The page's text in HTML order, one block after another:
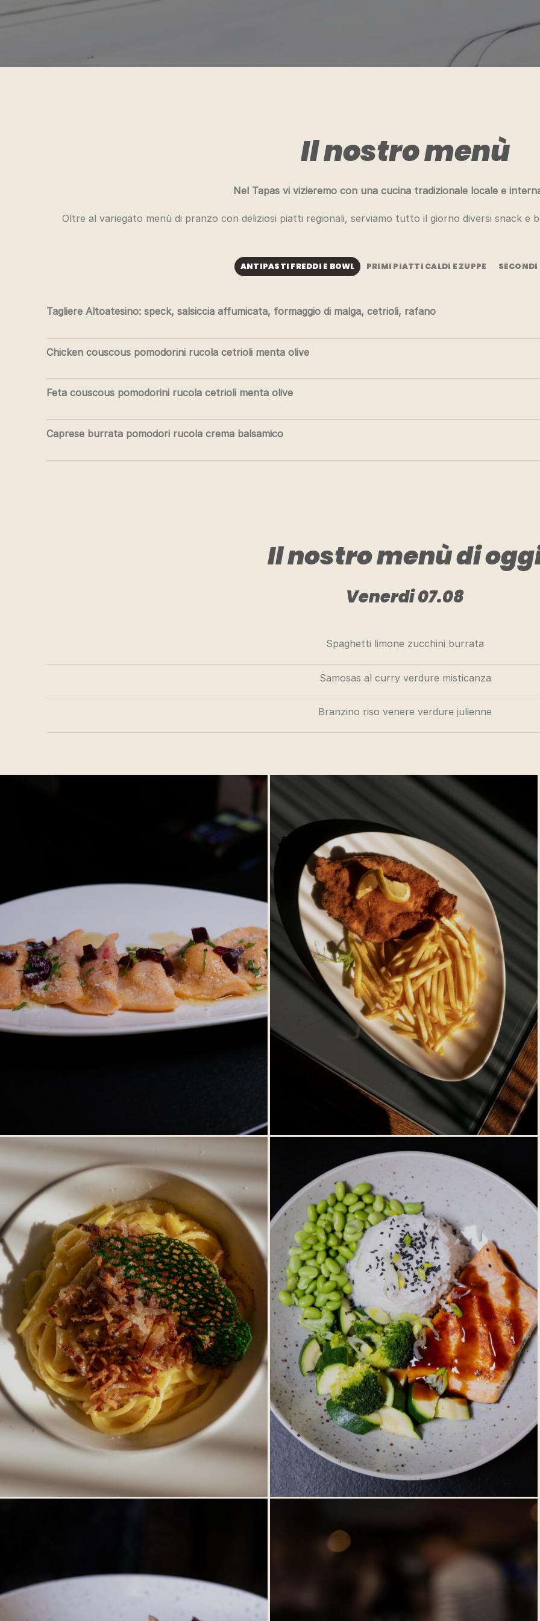
Il nostro menù
Nel Tapas vi vizieremo con una cucina tradizionale locale e
Oltre al variegato menù di pranzo con deliziosi piatti regionali, serviamo tutto il giorno diversi snack e
ANTIPASTI FREDDI E BOWL PRIMI PIATTI CALDI E ZUPPE
Tagliere Altoatesino: speck, salsiccia affumicata, formaggio di malga, cetrioli, rafano
Chicken couscous pomodorini rucola cetrioli menta olive
Feta couscous pomodorini rucola cetrioli menta olive
Caprese burrata pomodori rucola crema balsamico
Il nostro menù di
Venerdi 07.08
Spaghetti limone zucchini burrata
Samosas al curry verdure misticanza
Branzino riso venere verdure julienne